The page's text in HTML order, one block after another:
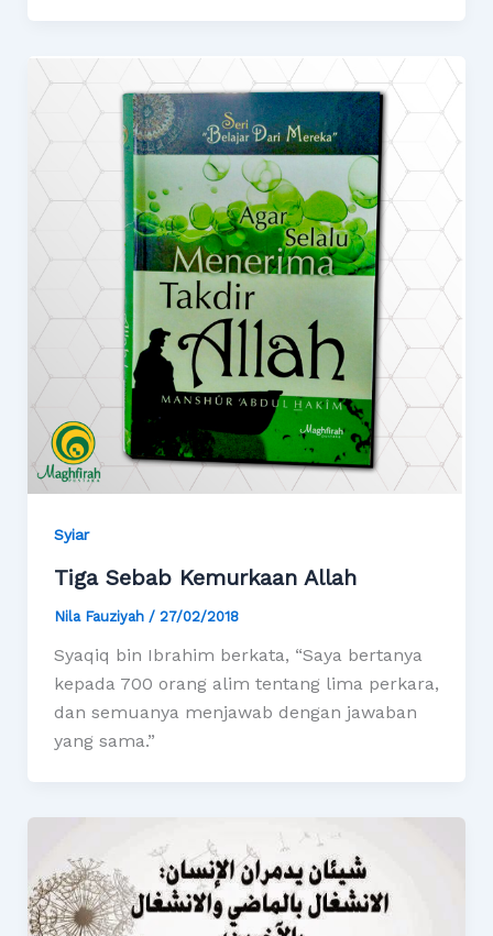
Syiar
Tiga Sebab Kemurkaan Allah
Nila Fauziyah / 27/02/2018
Syaqiq bin Ibrahim berkata, “Saya bertanya
kepada 700 orang alim tentang lima perkara,
dan semuanya menjawab dengan jawaban
yang sama.”